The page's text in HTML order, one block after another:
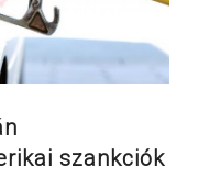
szankciók